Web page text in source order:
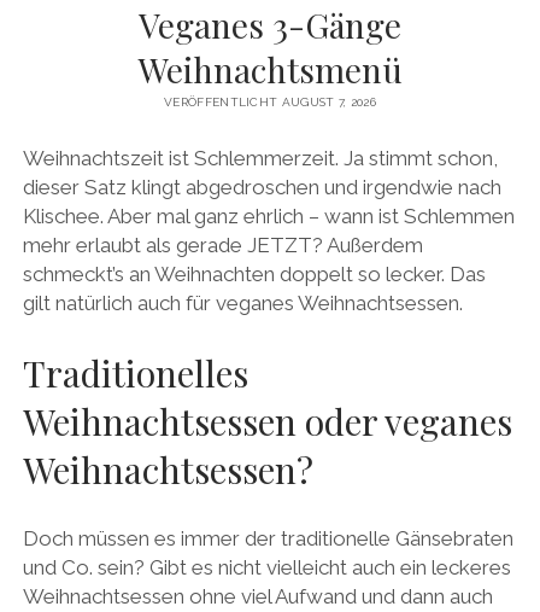
Veganes 3-Gänge
Weihnachtsmenü
VERÖFFENTLICHT AUGUST 7, 2026
Weihnachtszeit ist Schlemmerzeit. Ja stimmt schon,
dieser Satz klingt abgedroschen und irgendwie nach
Klischee. Aber mal ganz ehrlich – wann ist Schlemmen
mehr erlaubt als gerade JETZT? Außerdem
schmeckt’s an Weihnachten doppelt so lecker. Das
gilt natürlich auch für veganes Weihnachtsessen.
Traditionelles
Weihnachtsessen oder veganes
Weihnachtsessen?
Doch müssen es immer der traditionelle Gänsebraten
und Co. sein? Gibt es nicht vielleicht auch ein leckeres
Weihnachtsessen ohne viel Aufwand und dann auch